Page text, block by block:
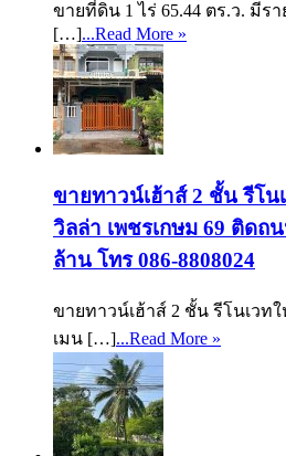
ขายที่ดิน 1 ไร่ 65.44 ตร.ว. มีร
[…]...Read More »
ขายทาวน์เฮ้าส์ 2 ชั้น รีโน
วิลล่า เพชรเกษม 69 ติดถ
ล้าน โทร 086-8808024
ขายทาวน์เฮ้าส์ 2 ชั้น รีโนเวท
เมน […]...Read More »